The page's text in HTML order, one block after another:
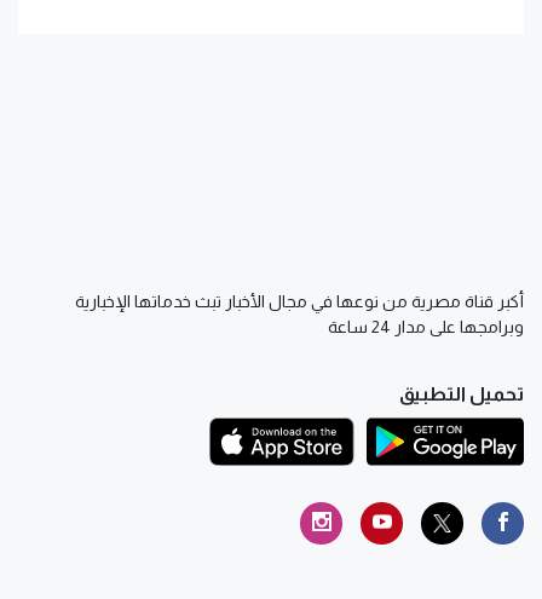
أكبر قناة مصرية من نوعها في مجال الأخبار تبث خدماتها الإخبارية
وبرامجها على مدار 24 ساعة
تحميل التطبيق